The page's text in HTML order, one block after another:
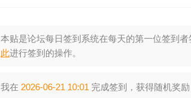
本贴是论坛每日签到系统在每天的第一位签到
此进行签到的操作。
我在 2026-06-21 10:01 完成签到，获得随机奖励